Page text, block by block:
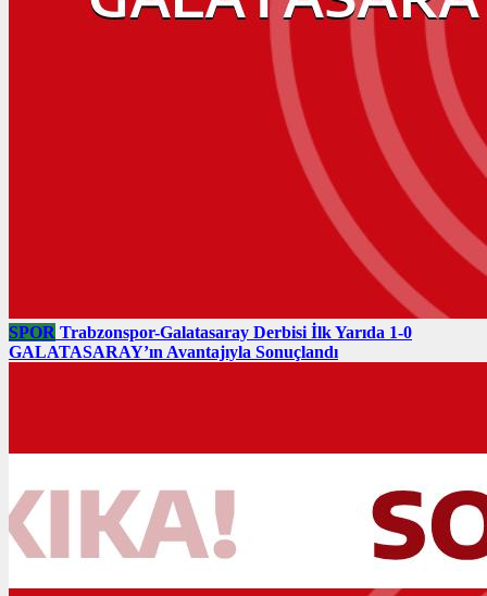
SPOR Trabzonspor-Galatasaray Derbisi İlk Yarıda 1-0
GALATASARAY’ın Avantajıyla Sonuçlandı